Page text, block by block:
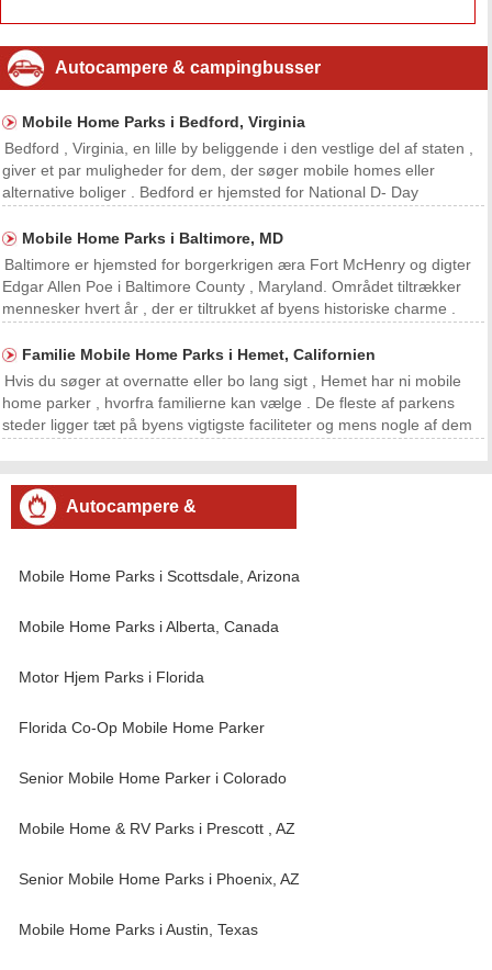
Autocampere & campingbusser
Mobile Home Parks i Bedford, Virginia
Bedford , Virginia, en lille by beliggende i den vestlige del af staten ,
giver et par muligheder for dem, der søger mobile homes eller
alternative boliger . Bedford er hjemsted for National D- Day
capita tab af menneskeliv for enh
Mobile Home Parks i Baltimore, MD
Baltimore er hjemsted for borgerkrigen æra Fort McHenry og digter
Edgar Allen Poe i Baltimore County , Maryland. Området tiltrækker
mennesker hvert år , der er tiltrukket af byens historiske charme .
mobile home parker har flere muligh
Familie Mobile Home Parks i Hemet, Californien
Hvis du søger at overnatte eller bo lang sigt , Hemet har ni mobile
home parker , hvorfra familierne kan vælge . De fleste af parkens
steder ligger tæt på byens vigtigste faciliteter og mens nogle af dem
Autocampere &
Mobile Home Parks i Scottsdale, Arizona
Mobile Home Parks i Alberta, Canada
Motor Hjem Parks i Florida
Florida Co-Op Mobile Home Parker
Senior Mobile Home Parker i Colorado
Mobile Home & RV Parks i Prescott , AZ
Senior Mobile Home Parks i Phoenix, AZ
Mobile Home Parks i Austin, Texas